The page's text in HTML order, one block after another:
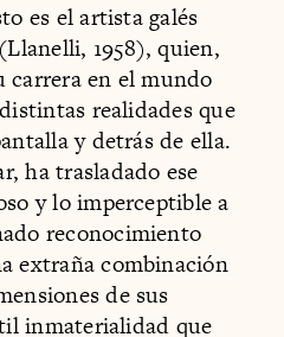
es el artista galés
(Llanelli, 1958), quien,
carrera en el mundo
realidades que
y detrás de ella.
ha trasladado ese
y lo imperceptible a
reconocimiento
extraña combinación
de sus
inmaterialidad que